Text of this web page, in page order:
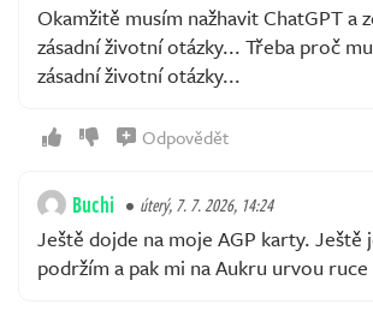
Okamžitě musím nažhavit ChatGPT a
zásadní životní otázky... Třeba proč
zásadní životní otázky...
Odpovědět
Buchi úterý, 7. 7. 2026, 14:24
Ještě dojde na moje AGP karty. Ještě
podržím a pak mi na Aukru urvou